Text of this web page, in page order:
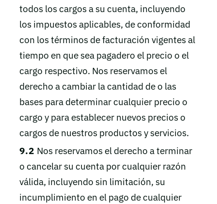
todos los cargos a su cuenta, incluyendo
los impuestos aplicables, de conformidad
con los términos de facturación vigentes al
tiempo en que sea pagadero el precio o el
cargo respectivo. Nos reservamos el
derecho a cambiar la cantidad de o las
bases para determinar cualquier precio o
cargo y para establecer nuevos precios o
cargos de nuestros productos y servicios.
9.2 Nos reservamos el derecho a terminar
o cancelar su cuenta por cualquier razón
válida, incluyendo sin limitación, su
incumplimiento en el pago de cualquier